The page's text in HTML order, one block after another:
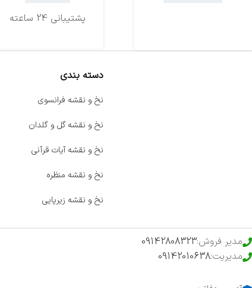
پشتیبانی 24 ساعته
دسته بندی
نخ و نقشه فرانسوی
نخ و نقشه گل و گلدان
نخ و نقشه آیات قرآنی
نخ و نقشه منظره
نخ و نقشه زیرپایی
مدیر فروش:09142808323
مدیریت:09142010638